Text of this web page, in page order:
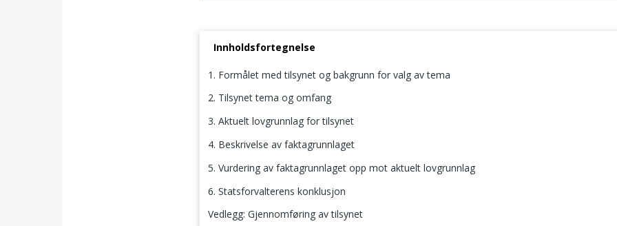
Innholdsfortegnelse
1. Formålet med tilsynet og bakgrunn for valg av tema
2. Tilsynet tema og omfang
3. Aktuelt lovgrunnlag for tilsynet
4. Beskrivelse av faktagrunnlaget
5. Vurdering av faktagrunnlaget opp mot aktuelt lovgrunnlag
6. Statsforvalterens konklusjon
Vedlegg: Gjennomføring av tilsynet